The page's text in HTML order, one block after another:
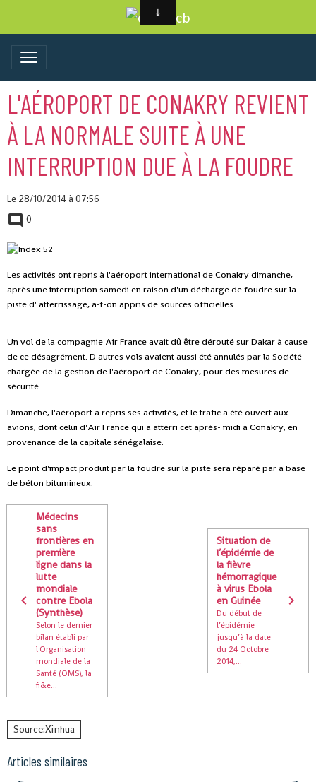
L'AÉROPORT DE CONAKRY REVIENT
À LA NORMALE SUITE À UNE
INTERRUPTION DUE À LA FOUDRE
Le 28/10/2014à 07:56
0
Les activités ont repris à l'aéroport international de Conakry dimanche,
après une interruption samedi en raison d'un décharge de foudre sur la
piste d' atterrissage, a-t-on appris de sources officielles.
Un vol de la compagnie Air France avait dû être dérouté sur Dakar à cause
de ce désagrément. D'autres vols avaient aussi été annulés par la Société
chargée de la gestion de l'aéroport de Conakry, pour des mesures de
sécurité.
Dimanche, l'aéroport a repris ses activités, et le trafic a été ouvert aux
avions, dont celui d'Air France qui a atterri cet après- midi à Conakry, en
provenance de la capitale sénégalaise.
Le point d'impact produit par la foudre sur la piste sera réparé par à base
de béton bitumineux.
Médecins
sans
frontières en
première
ligne dans la
lutte
mondiale
contre Ebola
(Synthèse)
Selon le dernier
bilan établi par
l'Organisation
mondiale de la
Santé (OMS), la
fi&e...
Situation de
l’épidémie de
la fièvre
hémorragique
à virus Ebola
en Guinée
Du début de
l’épidémie
jusqu’à la date
du 24 Octobre
2014,...
Source:Xinhua
Articles similaires